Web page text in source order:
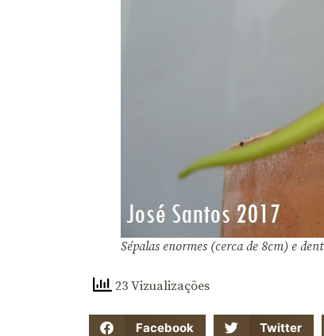
Sépalas enormes (cerca de 8cm) e
23 Vizualizações
Facebook Twitter